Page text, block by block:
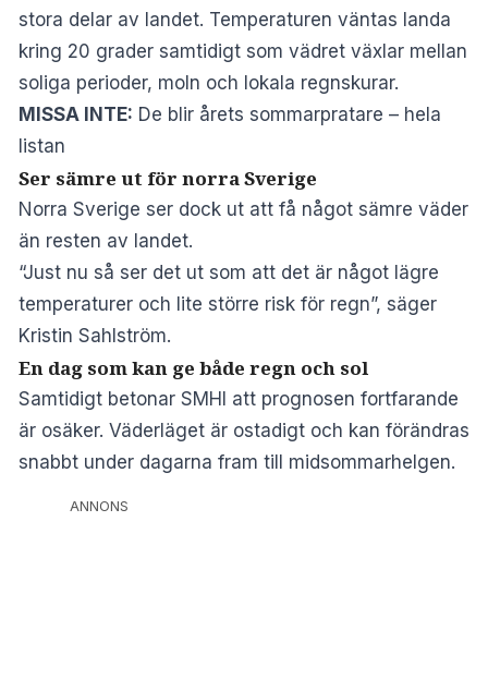
stora delar av landet. Temperaturen väntas landa
kring 20 grader samtidigt som vädret växlar mellan
soliga perioder, moln och lokala regnskurar.
MISSA INTE: De blir årets sommarpratare – hela
listan
Ser sämre ut för norra Sverige
Norra Sverige ser dock ut att få något sämre väder
än resten av landet.
“Just nu så ser det ut som att det är något lägre
temperaturer och lite större risk för regn”, säger
Kristin Sahlström.
En dag som kan ge både regn och sol
Samtidigt betonar SMHI att prognosen fortfarande
är osäker. Väderläget är ostadigt och kan förändras
snabbt under dagarna fram till midsommarhelgen.
ANNONS